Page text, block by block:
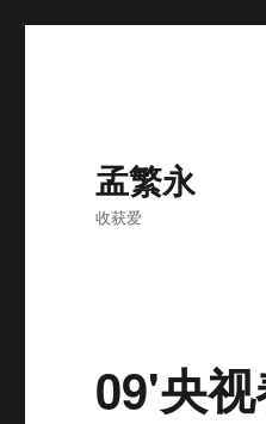
孟繁永
收获爱
09'央